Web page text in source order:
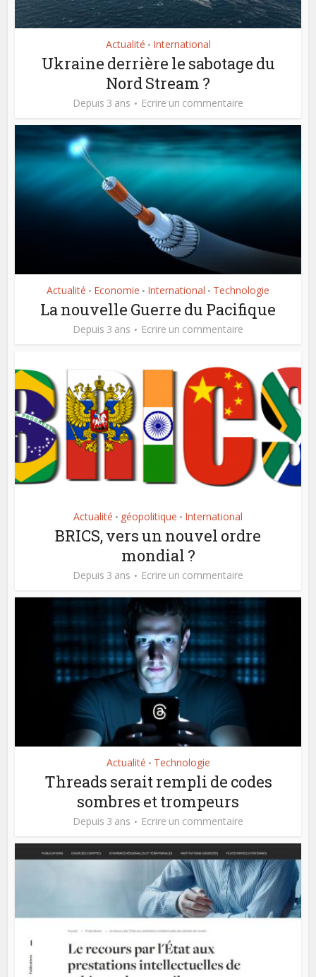
Actualité • International
Ukraine derrière le sabotage du
Nord Stream ?
Depuis 3 ans Ecrire un commentaire
Actualité • Economie • International • Technologie
La nouvelle Guerre du Pacifique
Depuis 3 ans Ecrire un commentaire
Actualité • géopolitique • International
BRICS, vers un nouvel ordre
mondial ?
Depuis 3 ans Ecrire un commentaire
Actualité • Technologie
Threads serait rempli de codes
sombres et trompeurs
Depuis 3 ans Ecrire un commentaire